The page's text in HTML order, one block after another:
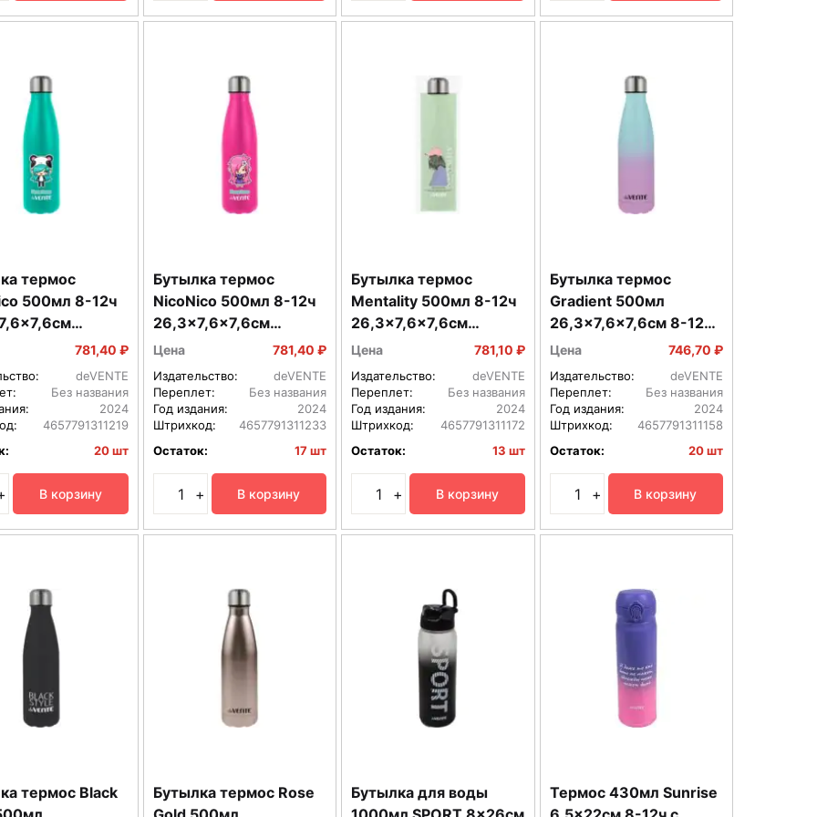
термос
500мл 8-12ч
сталь
781,40 ₽
deVENTE
Без названия
2024
4657791311219
20 шт
В корзину
Бутылка термос
NicoNico 500мл 8-12ч
26,3x7,6x7,6см
нержавеющая сталь
Цена 781,40 ₽
Издательство:
deVENTE
Переплет:
Без названия
Год издания:
2024
Штрихкод:
4657791311233
Остаток:
17 шт
+ В корзину
Бутылка термос
Mentality 500мл 8-12ч
26,3x7,6x7,6см
нержавеющая сталь
Цена 781,10 ₽
Издательство:
deVENTE
Переплет:
Без названия
Год издания:
2024
Штрихкод:
4657791311172
Остаток:
13 шт
+ В корзину
Бутылка термос
Gradient 500мл
26,3x7,6x7,6см 8-12ч
нержавеющая сталь
Цена 746,70 ₽
Издательство:
deVENTE
Переплет:
Без названия
Год издания:
2024
Штрихкод:
4657791311158
Остаток:
20 шт
+ В корзину
термос Black
Бутылка термос Rose
Бутылка для воды
Термос 430мл Sunrise